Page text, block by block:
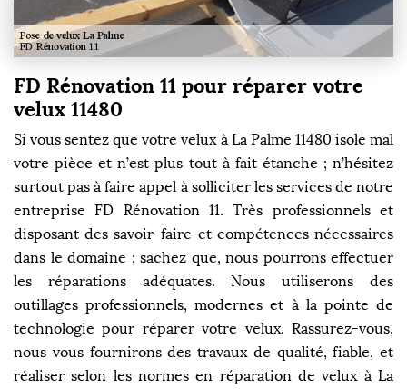
FD Rénovation 11 pour réparer votre
velux 11480
Si vous sentez que votre velux à La Palme 11480 isole mal
votre pièce et n’est plus tout à fait étanche ; n’hésitez
surtout pas à faire appel à solliciter les services de notre
entreprise FD Rénovation 11. Très professionnels et
disposant des savoir-faire et compétences nécessaires
dans le domaine ; sachez que, nous pourrons effectuer
les réparations adéquates. Nous utiliserons des
outillages professionnels, modernes et à la pointe de
technologie pour réparer votre velux. Rassurez-vous,
nous vous fournirons des travaux de qualité, fiable, et
réaliser selon les normes en réparation de velux à La